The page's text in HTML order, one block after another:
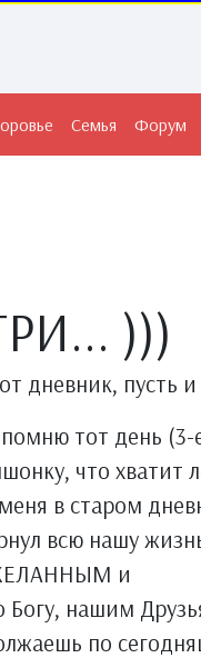
Семья Форум
)))
дневник, пусть
тот день (3-
что хватит
в старом
всю нашу
ЖЕЛАННЫМ и
нашим
по